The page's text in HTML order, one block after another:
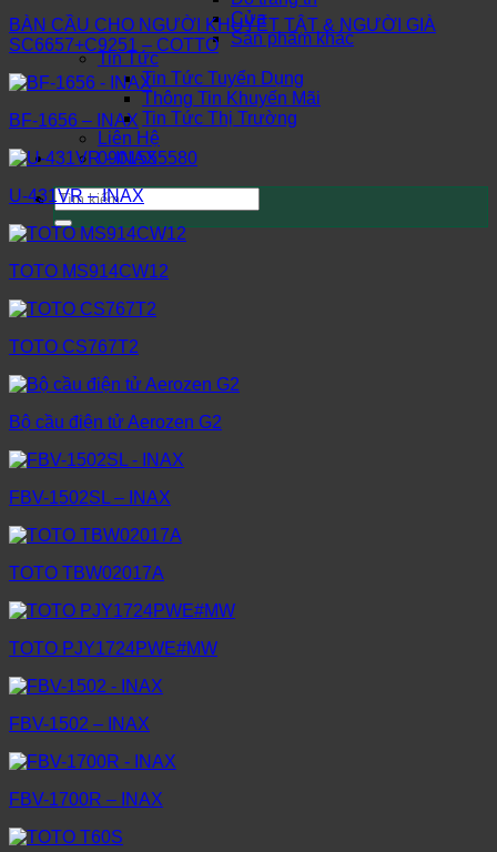
Cửa
Sản phẩm khác
Tin Tức
Tin Tức Tuyển Dụng
Thông Tin Khuyến Mãi
Tin Tức Thị Trường
Liên Hệ
0901555580
Tìm
kiếm:
BÀN CẦU CHO NGƯỜI KHUYẾT TẬT & NGƯỜI GIÀ
SC6657+C9251 – COTTO
BF-1656 – INAX
U-431VR – INAX
TOTO MS914CW12
TOTO CS767T2
Bộ cầu điện tử Aerozen G2
FBV-1502SL – INAX
TOTO TBW02017A
TOTO PJY1724PWE#MW
FBV-1502 – INAX
FBV-1700R – INAX